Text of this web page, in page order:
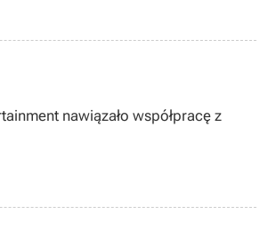
nawiązało współpracę z